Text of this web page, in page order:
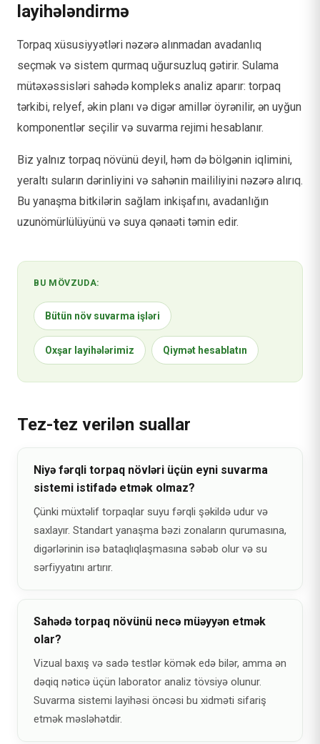
layihələndirmə
Torpaq xüsusiyyətləri nəzərə alınmadan avadanlıq
seçmək və sistem qurmaq uğursuzluq gətirir. Sulama
mütəxəssisləri sahədə kompleks analiz aparır: torpaq
tərkibi, relyef, əkin planı və digər amillər öyrənilir, ən uyğun
komponentlər seçilir və suvarma rejimi hesablanır.
Biz yalnız torpaq növünü deyil, həm də bölgənin iqlimini,
yeraltı suların dərinliyini və sahənin maililiyini nəzərə alırıq.
Bu yanaşma bitkilərin sağlam inkişafını, avadanlığın
uzunömürlülüyünü və suya qənaəti təmin edir.
BU MÖVZUDA:
Bütün növ suvarma işləri
Oxşar layihələrimiz Qiymət hesablatın
Tez-tez verilən suallar
Niyə fərqli torpaq növləri üçün eyni suvarma
sistemi istifadə etmək olmaz?
Çünki müxtəlif torpaqlar suyu fərqli şəkildə udur və
saxlayır. Standart yanaşma bəzi zonaların qurumasına,
digərlərinin isə bataqlıqlaşmasına səbəb olur və su
sərfiyyatını artırır.
Sahədə torpaq növünü necə müəyyən etmək
olar?
Vizual baxış və sadə testlər kömək edə bilər, amma ən
dəqiq nəticə üçün laborator analiz tövsiyə olunur.
Suvarma sistemi layihəsi öncəsi bu xidməti sifariş
etmək məsləhətdir.